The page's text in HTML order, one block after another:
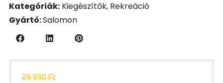
Kategóriák: Kiegészítők, Rekreáció
Gyártó:Salomon
29 990Ft